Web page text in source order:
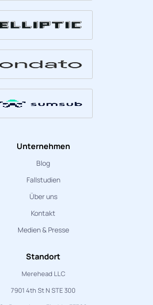
Unternehmen
Blog
Fallstudien
Über uns
Kontakt
Medien & Presse
Standort
Merehead LLC
7901 4th St N STE 300